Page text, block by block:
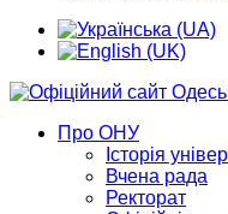
Про ОНУ
Історія
Вчена рада
Ректорат